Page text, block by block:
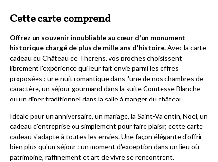
Cette carte comprend
Offrez un souvenir inoubliable au cœur d'un monument
historique chargé de plus de mille ans d'histoire.Avec la carte
cadeau du Château de Thorens, vos proches choisissent
librement l'expérience qui leur fait envie parmi les offres
proposées : une nuit romantique dans l'une de nos chambres de
caractère, un séjour gourmand dans la suite Comtesse Blanche
ou un dîner traditionnel dans la salle à manger du château.
Idéale pour un anniversaire, un mariage, la Saint-Valentin, Noël, un
cadeau d'entreprise ou simplement pour faire plaisir, cette carte
cadeau s'adapte à toutes les envies. Une façon élégante d'offrir
bien plus qu'un séjour : un moment d'exception dans un lieu où
patrimoine, raffinement et art de vivre se rencontrent.